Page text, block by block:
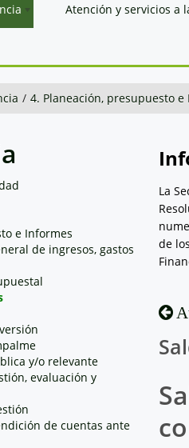
Atención y servicios a
/ 4. Planeación, presupuesto e
e Informes
de ingresos, gastos
y/o relevante
evaluación y
de cuentas ante
La
de